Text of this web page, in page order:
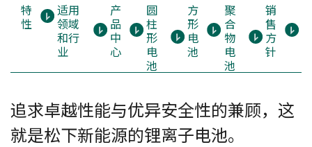
特
性
适用
领域
和行
业
产
品
中
心
圆
柱
形
电
池
方
形
电
池
聚
合
物
电
池
销
售
方
针
追求卓越性能与优异安全性的兼顾，这
就是松下新能源的锂离子电池。